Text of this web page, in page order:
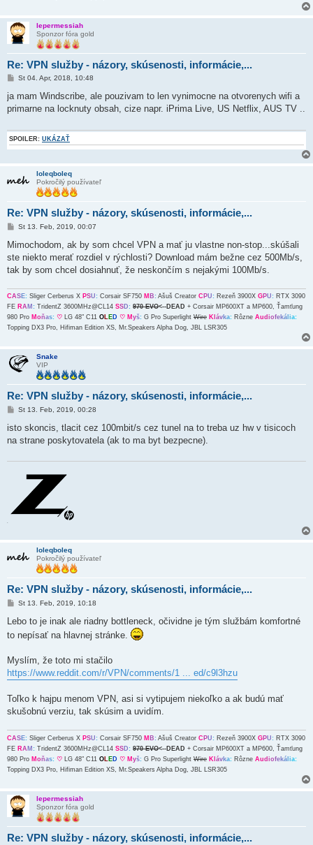
lepermessiah
Sponzor fóra gold
Re: VPN služby - názory, skúsenosti, informácie,...
P
p
o
k
St 04. Apr, 2018, 10:48
ja mam Windscribe, ale pouzivam to len vynimocne na otvorenych wifi a
primarne na locknuty obsah, cize napr. iPrima Live, US Netflix, AUS TV ..
SPOILER: UKÁZAŤ
loleqboleq
Pokročilý používateľ
Re: VPN služby - názory, skúsenosti, informácie,...
P
í
p
e
k
St 13. Feb, 2019, 00:07
Mimochodom, ak by som chcel VPN a mať ju vlastne non-stop...skúšali
ste niekto merať rozdiel v rýchlosti? Download mám bežne cez 500Mb/s,
tak by som chcel dosiahnuť, že neskončím s nejakými 100Mb/s.
CAS E: Sliger Cerberus X PSU: Corsair SF750 M B : Ašuš Creator C PU: Rezeň 3900X G PU: RTX 3090
FE RA M : TridentZ 3600MHz@CL14 SS D: 970 EVO<--DEAD + Corsair MP600XT a MP600, Ťamťung
980 Pro M oňas: ♡ LG 48" C11 O L E D ♡ M yš: G Pro Superlight Wire K áv ka: Rôzne Aud iofe ká ia:
Topping DX3 Pro, Hifiman Edition XS, Mr.Speakers Alpha Dog, JBL LSR305
Snake
VIP
Re: VPN služby - názory, skúsenosti, informácie,...
P
í
p
St 13. Feb, 2019, 00:28
isto skoncis, tlacit cez 100mbit/s cez tunel na to treba uz hw v tisicoch
na strane poskytovatela (ak to ma byt bezpecne).
.
loleqboleq
Pokročilý používateľ
Re: VPN služby - názory, skúsenosti, informácie,...
P
í
p
o
k
St 13. Feb, 2019, 10:18
Lebo to je inak ale riadny bottleneck, očividne je tým službám komfortné
to nepísať na hlavnej stránke.
Myslím, že toto mi stačilo
https://www.reddit.com/r/VPN/comments/1 ... ed/c9l3hzu
Toľko k hajpu menom VPN, asi si vytipujem niekoľko a ak budú mať
skušobnú verziu, tak skúsim a uvidím.
CAS E: Sliger Cerberus X PSU: Corsair SF750 M B : Ašuš Creator C PU: Rezeň 3900X G PU: RTX 3090
FE RA M : TridentZ 3600MHz@CL14 SS D: 970 EVO<--DEAD + Corsair MP600XT a MP600, Ťamťung
980 Pro M oňas: ♡ LG 48" C11 O E D ♡ M yš: G Pro Superlight Wire K áv ka: Rôzne Aud iofe ká ia:
Topping DX3 Pro, Hifiman Edition XS, Mr.Speakers Alpha Dog, JBL LSR305
lepermessiah
Sponzor fóra gold
Re: VPN služby - názory, skúsenosti, informácie,...